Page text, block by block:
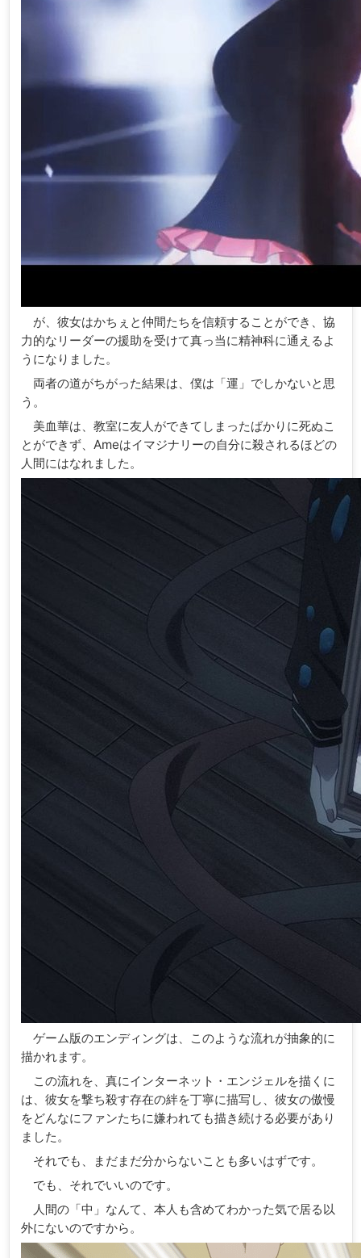
が、彼女はかちぇと仲間たちを信頼することができ、協
力的なリーダーの援助を受けて真っ当に精神科に通えるよ
うになりました。
両者の道がちがった結果は、僕は「運」でしかないと思
う。
美血華は、教室に友人ができてしまったばかりに死ぬこ
とができず、Ameはイマジナリーの自分に殺されるほどの
人間にはなれました。
ゲーム版のエンディングは、このような流れが抽象的に
描かれます。
この流れを、真にインターネット・エンジェルを描くに
は、彼女を撃ち殺す存在の絆を丁寧に描写し、彼女の傲慢
をどんなにファンたちに嫌われても描き続ける必要があり
ました。
それでも、まだまだ分からないことも多いはずです。
でも、それでいいのです。
人間の「中」なんて、本人も含めてわかった気で居る以
外にないのですから。